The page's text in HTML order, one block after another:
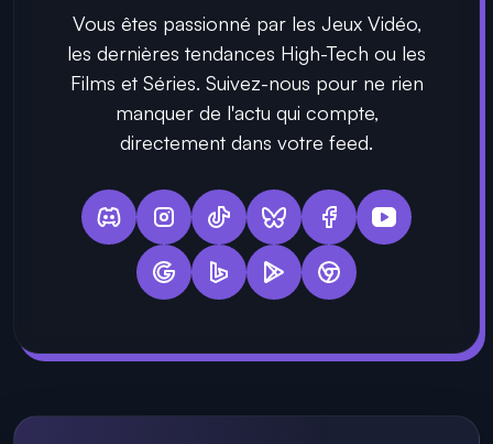
Vous êtes passionné par les Jeux Vidéo,
les dernières tendances High-Tech ou les
Films et Séries. Suivez-nous pour ne rien
manquer de l'actu qui compte,
directement dans votre feed.